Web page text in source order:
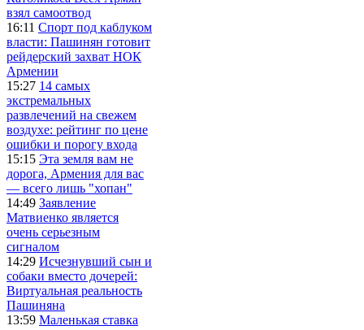
взял самоотвод
16:11 Спорт под каблуком
власти: Пашинян готовит
рейдерский захват НОК
Армении
15:27 14 самых
экстремальных
развлечений на свежем
воздухе: рейтинг по цене
ошибки и порогу входа
15:15 Эта земля вам не
дорога, Армения для вас
— всего лишь "хопан"
14:49 Заявление
Матвиенко является
очень серьезным
сигналом
14:29 Исчезнувший сын и
собаки вместо дочерей:
Виртуальная реальность
Пашиняна
13:59 Маленькая ставка